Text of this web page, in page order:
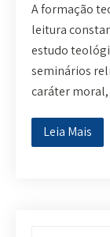
A formação
leitura
estudo
seminários
caráter
Leia Mais